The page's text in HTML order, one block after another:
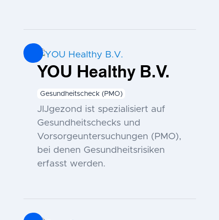
YOU Healthy B.V.
Gesundheitscheck (PMO)
JIJgezond ist spezialisiert auf
Gesundheitschecks und
Vorsorgeuntersuchungen (PMO),
bei denen Gesundheitsrisiken
erfasst werden.